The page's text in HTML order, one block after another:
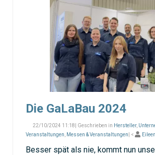
Die GaLaBau 2024
22/10/2024 11:18| Geschrieben in Hersteller,
Veranstaltungen
Messen & Veranstaltungen | <
Besser spät als nie, kommt nun